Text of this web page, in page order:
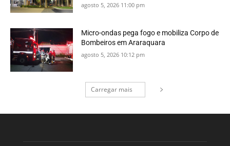
agosto 5, 2026 11:00 pm
Micro-ondas pega fogo e mobiliza Corpo de
Bombeiros em Araraquara
agosto 5, 2026 10:12 pm
Carregar mais